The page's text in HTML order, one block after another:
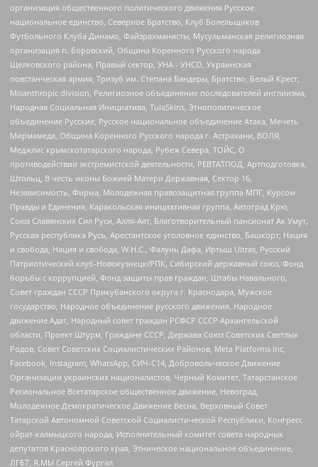
организация общественного политического движения Русское
национальное единство, Северное Братство, Клуб Болельщиков
Футбольного Клуба Динамо, Файзрахманисты, Мусульманская религиозная
организация п. Боровский, Община Коренного Русского народа
Щелковского района, Правый сектор, УНА - УНСО, Украинская
повстанческая армия, Тризуб им. Степана Бандеры, Братство, Белый Крест,
Misanthropic division, Религиозное объединение последователей инглиизма,
Народная Социальная Инициатива, TulaSkins, Этнополитическое
объединение Русские, Русское национальное объединение Атака, Мечеть
Мирмамеда, Община Коренного Русского народа г. Астрахани, ВОЛЯ,
Меджлис крымскотатарского народа, Рубеж Севера, ТОЙС, О
противодействии экстремистской деятельности, РЕВТАТПОД, Артподготовка,
Штольц, В честь иконы Божией Матери Державная, Сектор 16,
Независимость, Фирма, Молодежная правозащитная группа МПГ, Курсом
Правды и Единения, Каракольская инициативная группа, Автоград Крю,
Союз Славянских Сил Руси, Алля-Аят, Благотворительный пансионат Ак Умут,
Русская республика Русь, Арестантское уголовное единство, Башкорт, Нация
и свобода, Нация и свобода, W.H.С., Фалунь Дафа, Иртыш Ultras, Русский
Патриотический клуб-Новокузнецк/РПК, Сибирский державный союз, Фонд
борьбы с коррупцией, Фонд защиты прав граждан, Штабы Навального,
Совет граждан СССР Прикубанского округа г. Краснодара, Мужское
государство, Народное объединение русского движения, Народное
движение Адат, Народный совет граждан РСФСР СССР Архангельской
области, Проект Штурм, Граждане СССР, Держава Союз Советских Светлых
Родов, Совет Советских Социалистических Районов, Meta Platforms Inc,
Facebook, Instagram, WhatsApp, СИЧ-С14, Добровольческое Движение
Организации украинских националистов, Черный Комитет, Татарстанское
Региональное Всетатарское общественное движение, Невоград,
Молодежное Демократическое Движение Весна, Верховный Совет
Татарской Автономной Советской Социалистической Республики, Конгресс
ойрат-калмыцкого народа, Исполнительный комитет совета народных
депутатов Красноярского края, Этническое национальное объединение,
ЛГБТ, Я.МЫ Сергей Фургал